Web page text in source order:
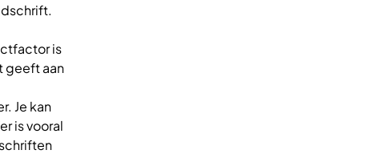
is
geeft aan
Je kan
is vooral